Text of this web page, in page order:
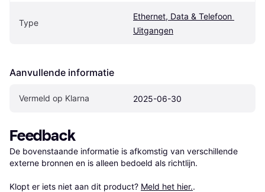
Type
Ethernet, Data & Telefoon
Uitgangen
Aanvullende informatie
Vermeld op Klarna 2025-06-30
Feedback
De bovenstaande informatie is afkomstig van verschillende
externe bronnen en is alleen bedoeld als richtlijn.
Klopt er iets niet aan dit product? Meld het hier..